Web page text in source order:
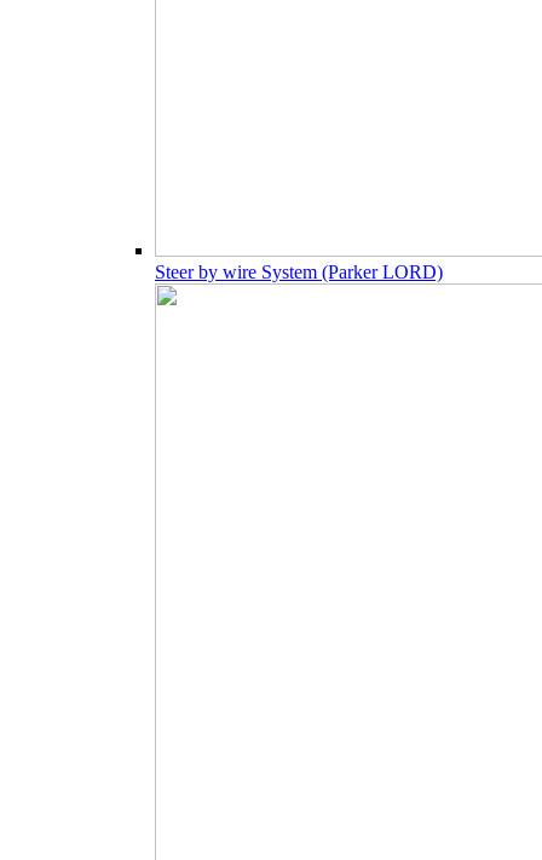
Steer by wire System (Parker LORD)